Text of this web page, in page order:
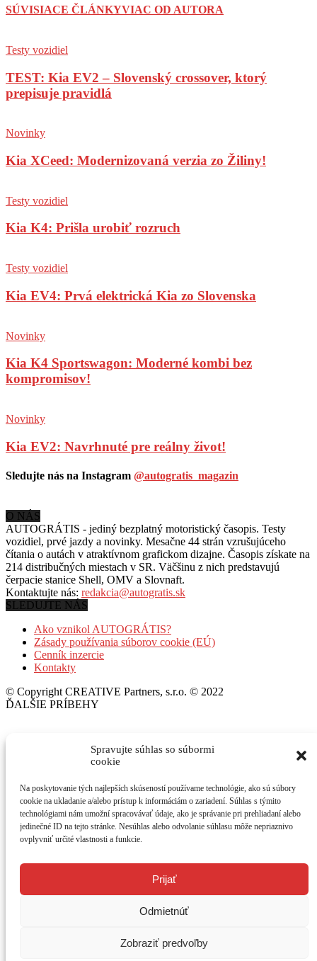
Spravujte súhlas so súbormi
cookie
Na poskytovanie tých najlepších skúseností používame technológie, ako sú súbory
cookie na ukladanie a/alebo prístup k informáciám o zariadení. Súhlas s týmito
technológiami nám umožní spracovávať údaje, ako je správanie pri prehliadaní alebo
jedinečné ID na tejto stránke. Nesúhlas alebo odvolanie súhlasu môže nepriaznivo
ovplyvniť určité vlastnosti a funkcie.
Prijať
Odmietnúť
Zobraziť predvoľby
SÚVISIACE ČLÁNKYVIAC OD AUTORA
Testy vozidiel
TEST: Kia EV2 – Slovenský crossover, ktorý
prepisuje pravidlá
Novinky
Kia XCeed: Modernizovaná verzia zo Žiliny!
Testy vozidiel
Kia K4: Prišla urobiť rozruch
Testy vozidiel
Kia EV4: Prvá elektrická Kia zo Slovenska
Novinky
Kia K4 Sportswagon: Moderné kombi bez
kompromisov!
Novinky
Kia EV2: Navrhnuté pre reálny život!
Sledujte nás na Instagram @autogratis_magazin
O NÁS
AUTOGRÁTIS - jediný bezplatný motoristický časopis. Testy
vozidiel, prvé jazdy a novinky. Mesačne 44 strán vzrušujúceho
čítania o autách v atraktívnom grafickom dizajne. Časopis získate na
214 distribučných miestach v SR. Väčšinu z nich predstavujú
čerpacie stanice Shell, OMV a Slovnaft.
Kontaktujte nás: redakcia@autogratis.sk
SLEDUJTE NÁS
Ako vznikol AUTOGRÁTIS?
Zásady používania súborov cookie (EÚ)
Cenník inzercie
Kontakty
© Copyright CREATIVE Partners, s.r.o. © 2022
ĎALŠIE PRÍBEHY
Volkswagen Golf a T-Roc: Nový full hybrid!
BMW X5: Z Číny a pre Čínu!
6. augusta 2026
Porsche 911 GT3 S/C: Nahá vášeň!
Mercedes-Benz GLA: Hviezdna obloha nad hlavou!